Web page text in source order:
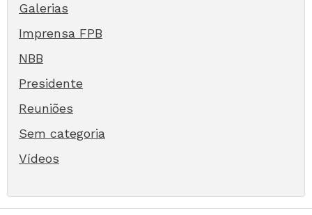
Galerias
Imprensa FPB
NBB
Presidente
Reuniões
Sem categoria
Vídeos